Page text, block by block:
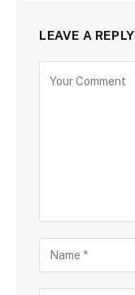
LEAVE A REPLY